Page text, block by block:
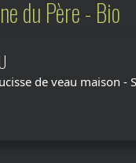
du Père - Bio
de veau maison -